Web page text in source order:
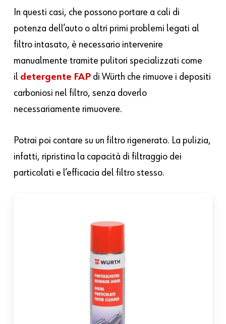
In questi casi, che possono portare a cali di
potenza dell’auto o altri primi problemi legati al
filtro intasato, è necessario intervenire
manualmente tramite pulitori specializzati come
il detergente FAP di Würth che rimuove i depositi
carboniosi nel filtro, senza doverlo
necessariamente rimuovere.
Potrai poi contare su un filtro rigenerato. La pulizia,
infatti, ripristina la capacità di filtraggio dei
particolati e l’efficacia del filtro stesso.